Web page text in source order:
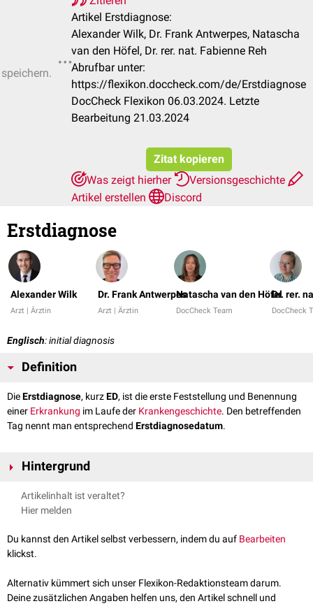
Artikel Erstdiagnose:
Alexander Wilk, Dr. Frank Antwerpes, Natascha
van den Höfel, Dr. rer. nat. Fabienne Reh
Abrufbar unter:
https://flexikon.doccheck.com/de/Erstdiagnose
DocCheck Flexikon 06.03.2024. Letzte
Bearbeitung 21.03.2024
Zitat kopieren
Was zeigt hierher
Versionsgeschichte
Artikel erstellen
Discord
Erstdiagnose
Alexander Wilk
Arzt | Ärztin
Dr. Frank Antwerpes
Arzt | Ärztin
Natascha van den Höfel
DocCheck Team
Dr. rer.
DocCheck
Englisch: initial diagnosis
Definition
DieErstdiagnose, kurzED, ist die erste Feststellung und Benennung
einer Erkrankung im Laufe der Krankengeschichte. Den betreffenden
Tag nennt man entsprechend Erstdiagnosedatum.
Hintergrund
Besonders wichtig ist die Erstdiagnose bei
unter Einbeziehung des jeweiligen Stadiums können hieraus
Artikelinhalt ist veraltet?
Hier melden
Du kannst den Artikel selbst verbessern, indem du auf Bearbeiten
klickst.
Alternativ kümmert sich unser Flexikon-Redaktionsteam darum.
Deine zusätzlichen Angaben helfen uns, den Artikel schnell und